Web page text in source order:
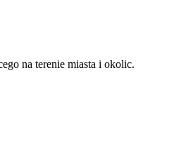
na terenie miasta i okolic.